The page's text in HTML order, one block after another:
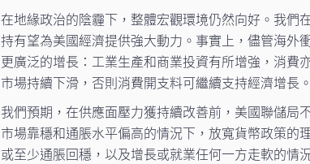
在地緣政治的陰霾下，整體宏觀環境仍然向好。我們
持有望為美國經濟提供強大動力。事實上，儘管海外
更廣泛的增長：工業生產和商業投資有所增強，消費
市場持續下滑，否則消費開支料可繼續支持經濟增長。
我們預期，在供應面壓力獲持續改善前，美國聯儲局
市場靠穩和通脹水平偏高的情況下，放寬貨幣政策的
或至少通脹回穩，以及增長或就業任何一方走軟的情